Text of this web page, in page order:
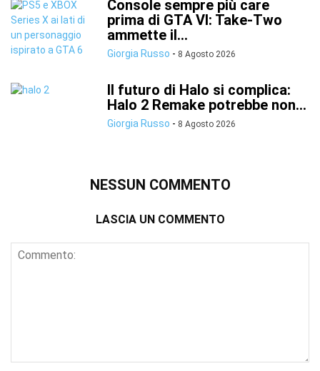
Console sempre più care
prima di GTA VI: Take-Two
ammette il...
Giorgia Russo - 8 Agosto 2026
Il futuro di Halo si complica:
Halo 2 Remake potrebbe non...
Giorgia Russo - 8 Agosto 2026
NESSUN COMMENTO
LASCIA UN COMMENTO